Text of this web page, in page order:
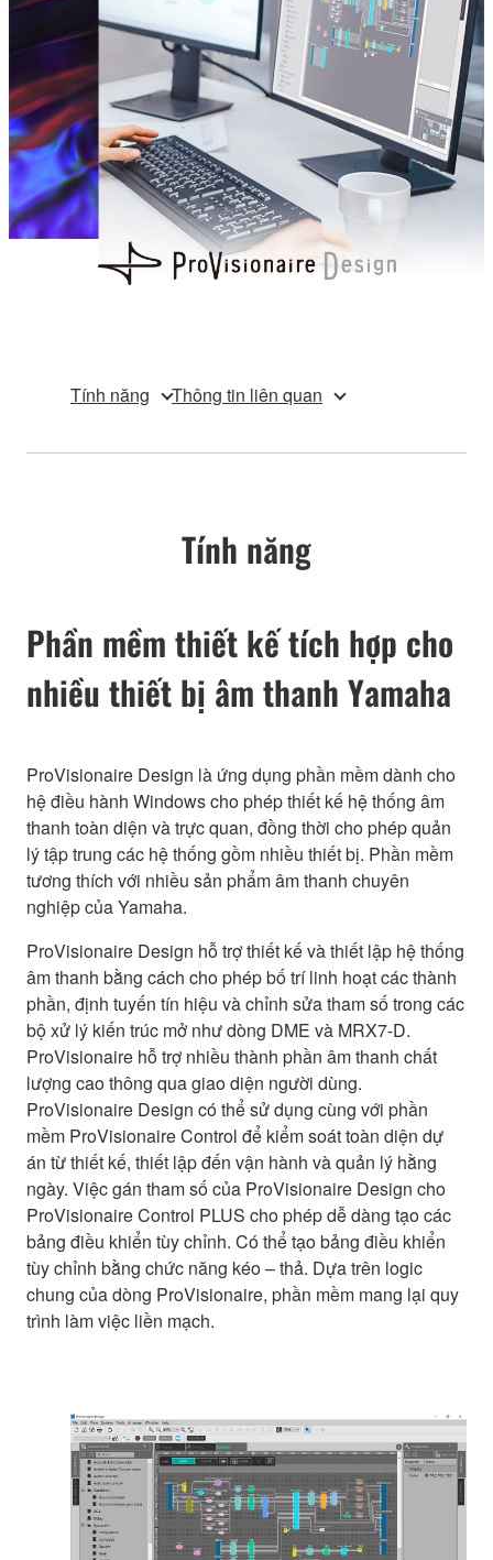
Tính năng Thông tin liên quan
Tính năng
Phần mềm thiết kế tích hợp cho
nhiều thiết bị âm thanh Yamaha
ProVisionaire Design là ứng dụng phần mềm dành cho
hệ điều hành Windows cho phép thiết kế hệ thống âm
thanh toàn diện và trực quan, đồng thời cho phép quản
lý tập trung các hệ thống gồm nhiều thiết bị. Phần mềm
tương thích với nhiều sản phẩm âm thanh chuyên
nghiệp của Yamaha.
ProVisionaire Design hỗ trợ thiết kế và thiết lập hệ thống
âm thanh bằng cách cho phép bố trí linh hoạt các thành
phần, định tuyến tín hiệu và chỉnh sửa tham số trong các
bộ xử lý kiến trúc mở như dòng DME và MRX7-D.
ProVisionaire hỗ trợ nhiều thành phần âm thanh chất
lượng cao thông qua giao diện người dùng.
ProVisionaire Design có thể sử dụng cùng với phần
mềm ProVisionaire Control để kiểm soát toàn diện dự
án từ thiết kế, thiết lập đến vận hành và quản lý hằng
ngày. Việc gán tham số của ProVisionaire Design cho
ProVisionaire Control PLUS cho phép dễ dàng tạo các
bảng điều khiển tùy chỉnh. Có thể tạo bảng điều khiển
tùy chỉnh bằng chức năng kéo – thả. Dựa trên logic
chung của dòng ProVisionaire, phần mềm mang lại quy
trình làm việc liền mạch.